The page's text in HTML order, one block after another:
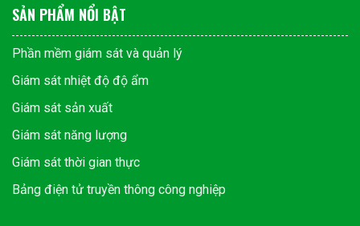
SẢN PHẨM NỔI BẬT
Phần mềm giám sát và quản lý
Giám sát nhiệt độ độ ẩm
Giám sát sản xuất
Giám sát năng lượng
Giám sát thời gian thực
Bảng điện tử truyền thông công nghiệp